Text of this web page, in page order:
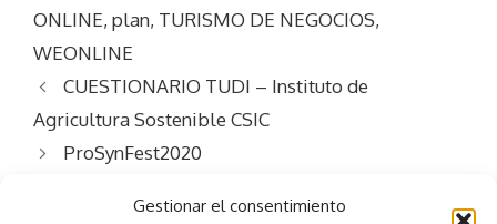
Gestionar el consentimiento
ONLINE, plan, TURISMO DE NEGOCIOS,
WEONLINE
CUESTIONARIO TUDI – Instituto de
Agricultura Sostenible CSIC
ProSynFest2020